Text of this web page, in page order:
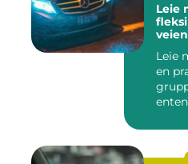
Leie
veien
Leie
en